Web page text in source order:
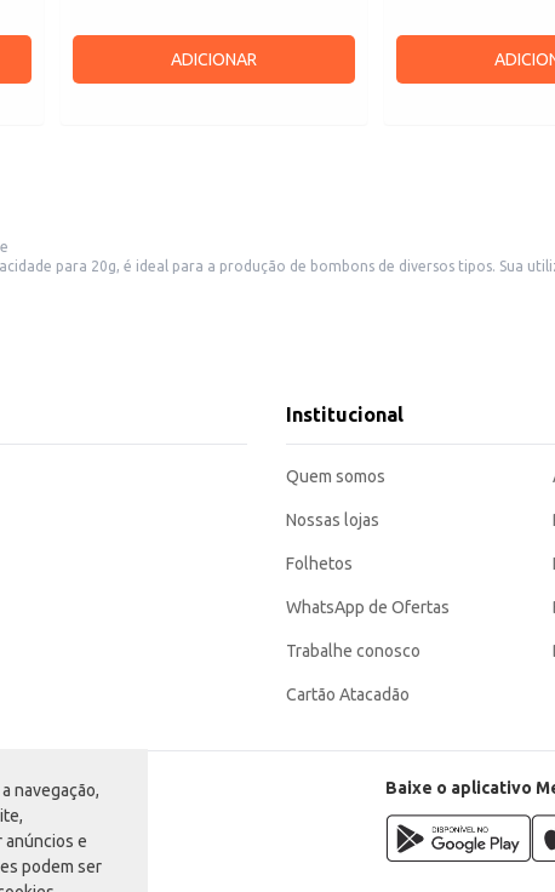
navegação,
e
podem ser
ADICIONAR
para 20g, é ideal para a produção de bombons de diversos tipos.
para que o chocolate solidifique completamente.
leve a forma ao freezer por alguns minutos antes de desenformar.
Institucional
Quem somos
Nossas lojas
Folhetos
WhatsApp de Ofertas
Trabalhe conosco
Cartão Atacadão
Baixe o aplicativo